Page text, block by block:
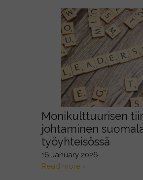
Monikulttuurisen
johtaminen
työyhteisössä
16 January 2026
Read more ›